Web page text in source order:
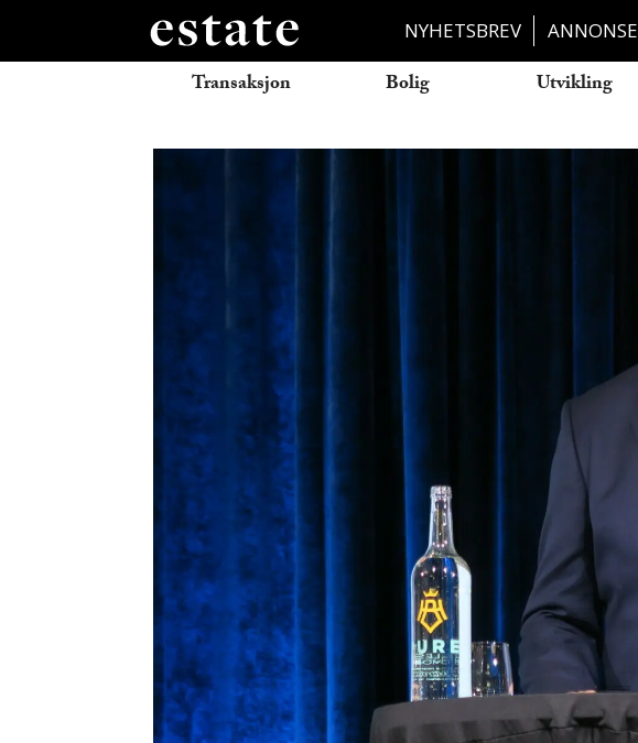
NYHETSBREV ANNONSE
Transaksjon Bolig Utvikling